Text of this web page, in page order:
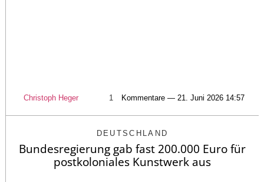
Christoph Heger 1 Kommentare — 21. Juni 2026 14:57
DEUTSCHLAND
Bundesregierung gab fast 200.000 Euro für
postkoloniales Kunstwerk aus